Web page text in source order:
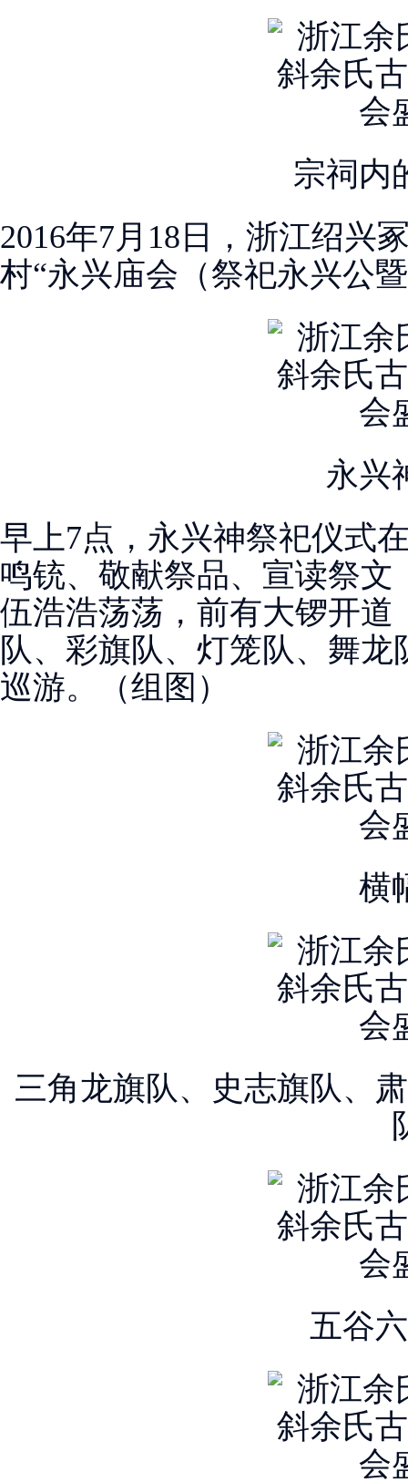
宗祠内
2016年7月18日，浙江绍兴
村“永兴庙会（祭祀永兴公
永兴
早上7点，永兴神祭祀仪式
鸣铳、敬献祭品、宣读祭
伍浩浩荡荡，前有大锣开
队、彩旗队、灯笼队、舞
巡游。（组图）
横
三角龙旗队、史志旗队、
五谷